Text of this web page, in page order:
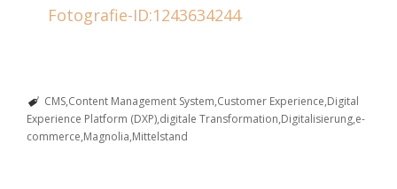
Fotografie-ID:1243634244
CMS Content Management System Customer Experience Digital
Experience Platform (DXP) digitale Transformation Digitalisierung e-
commerce Magnolia Mittelstand